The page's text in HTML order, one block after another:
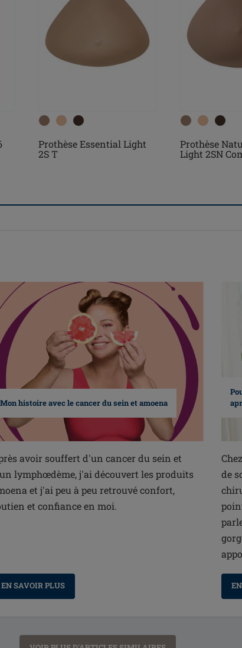
Prothèse Essential Light
2S T
Prothèse
Light 2SN
Mon histoire avec le cancer du sein et amoena
avoir souffert d'un cancer du sein et
lymphœdème, j'ai découvert les produits
et j'ai peu à peu retrouvé confort,
et confiance en moi.
EN SAVOIR PLUS
de